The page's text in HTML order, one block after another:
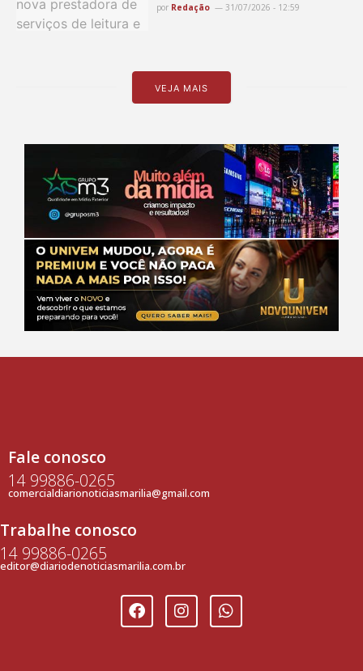
por Redação 31/07/2026 - 12:59
VEJA MAIS
Fale conosco
14 99886-0265
comercialdiarionoticiasmarilia@gmail.com
Trabalhe conosco
14 99886-0265
editor@diariodenoticiasmarilia.com.br